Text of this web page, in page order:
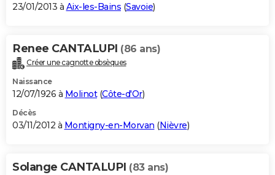
23/01/2013 à Aix-les-Bains (Savoie)
Renee CANTALUPI (86 ans)
Créer une cagnotte obsèques
Naissance
12/07/1926 à Molinot(Côte-d'Or)
Décès
03/11/2012 à Montigny-en-Morvan (Nièvre)
Solange CANTALUPI (83 ans)